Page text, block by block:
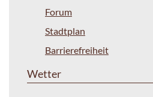
Forum
Stadtplan
Barrierefreiheit
Wetter